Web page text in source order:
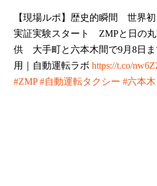
【現場ルポ】歴史的瞬間 世界初
実証実験スタート ZMPと日の
供 大手町と六本木間で9月8日
用｜自動運転ラボ https://t.co/
#ZMP #自動運転タクシー #六本木